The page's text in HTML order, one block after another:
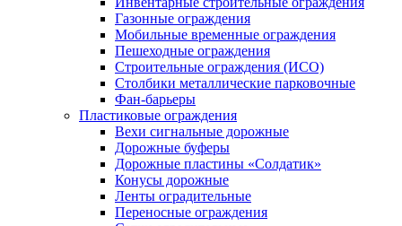
Газонные ограждения
Мобильные временные ограждения
Пешеходные ограждения
Строительные ограждения (ИСО)
Столбики металлические парковочные
Фан-барьеры
Пластиковые ограждения
Вехи сигнальные дорожные
Дорожные буферы
Дорожные пластины «Солдатик»
Конусы дорожные
Ленты оградительные
Переносные ограждения